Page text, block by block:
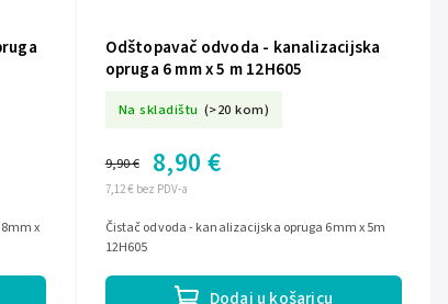
x
Odštopavač odvoda - kanalizacijska
opruga 6 mm x 5 m 12H605
Na skladištu (>20 kom)
7,12 € bez PDV-a
9,90 € 8,90 €
Dodaj u košaricu
Čistač odvoda - kanalizacijska opruga 6mm x 5m
12H605